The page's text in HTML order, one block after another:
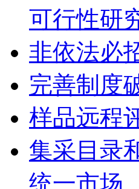
可行性研
非依法必
完善制度
样品远程
集采目录
统一市场